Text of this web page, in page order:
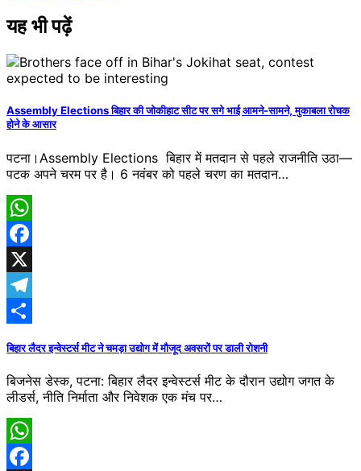
यह भी पढ़ें
Assembly Elections बिहार की जोकीहाट सीट पर सगे भाई आमने-सामने, मुकाबला रोचक
होने के आसार
पटना।Assembly Elections बिहार में मतदान से पहले राजनीति उठा—
पटक अपने चरम पर है। 6 नवंबर को पहले चरण का मतदान…
WhatsApp
Facebook
X
Telegram
बिहार लैदर इन्वेस्टर्स मीट ने चमड़ा उद्योग में मौजूद अवसरों पर डाली रोशनी
बिजनेस डेस्क, पटना: बिहार लैदर इन्वेस्टर्स मीट के दौरान उद्योग जगत के
लीडर्स, नीति निर्माता और निवेशक एक मंच पर…
WhatsApp